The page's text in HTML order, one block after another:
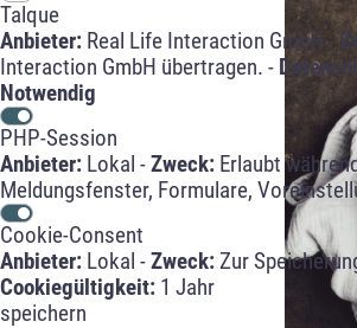
Talque
Anbieter: Real Life Interaction GmbH -
Interaction GmbH übertragen. -
Notwendig
PHP-Session
Anbieter: Lokal -Zweck: Erlaubt
Meldungsfenster, Formulare,
Cookie-Consent
Anbieter: Lokal -Zweck:Zur
Cookiegültigkeit: 1 Jahr
speichern